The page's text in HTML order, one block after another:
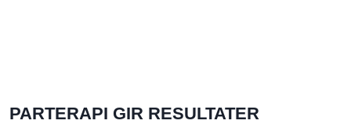
PARTERAPI GIR RESULTATER